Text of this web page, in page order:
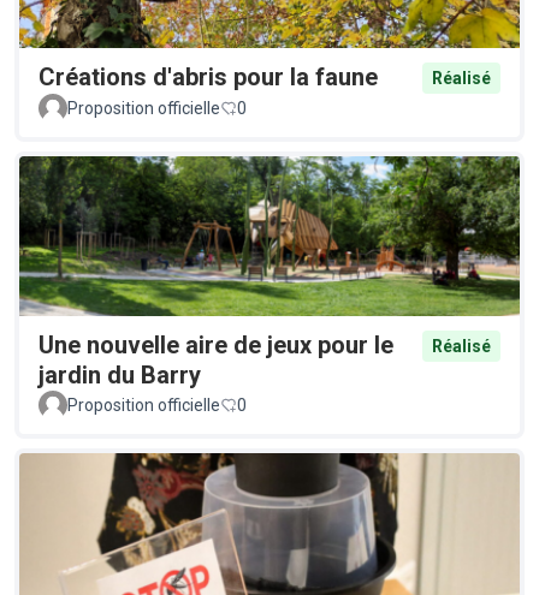
Créations d'abris pour la faune
Réalisé
Proposition officielle
0
Une nouvelle aire de jeux pour le
jardin du Barry
Réalisé
Proposition officielle 0